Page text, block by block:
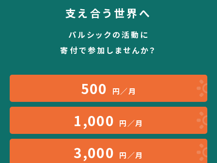
支え合う世界へ
パルシックの活動に
寄付で参加しませんか？
500 円／月
1,000 円／月
3,000 円／月